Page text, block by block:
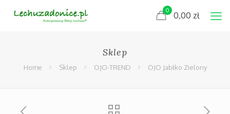
0 0,00 zł
Sklep
Home Sklep OJO-TREND OJO Jabłko Zielony